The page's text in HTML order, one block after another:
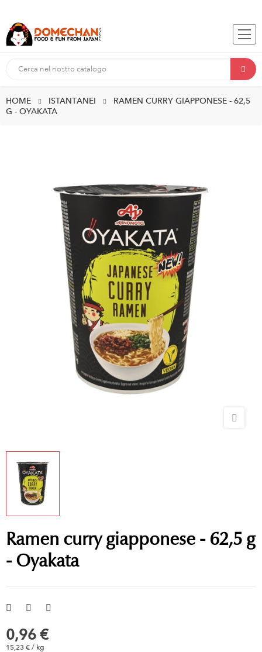
HOME ISTANTANEI
RAMEN CURRY GIAPPONESE - 62,5
G - OYAKATA
Ramen curry giapponese - 62,5 g
- Oyakata
0,96 €
15,23 € / kg